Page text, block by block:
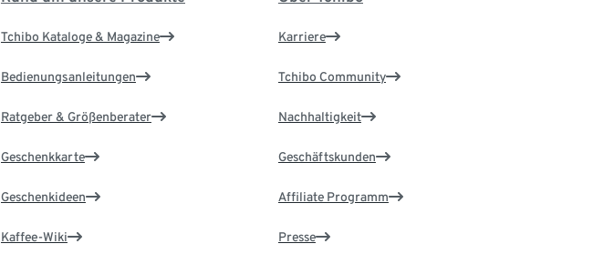
Tchibo Kataloge & Magazine
Bedienungsanleitungen
Ratgeber & Größenberater
Geschenkkarte
Geschenkideen
Kaffee-Wiki
Karriere
Tchibo Community
Nachhaltigkeit
Geschäftskunden
Affiliate Programm
Presse